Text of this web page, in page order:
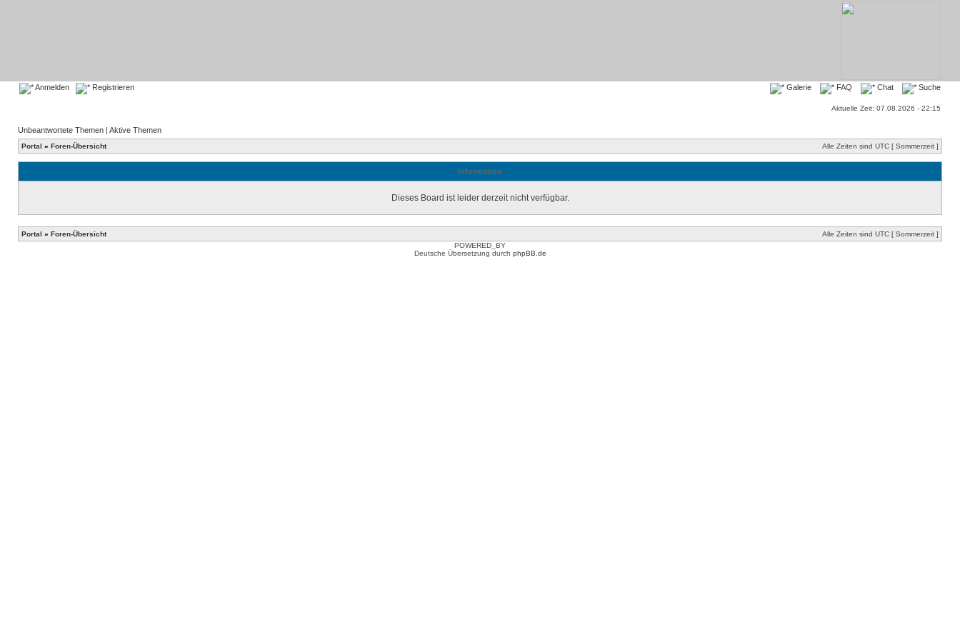
Anmelden Registrieren Galerie FAQ Chat Suche
Aktuelle Zeit: 07.08.2026 - 22:15
Unbeantwortete Themen | Aktive Themen
Portal » Foren-Übersicht Alle Zeiten sind UTC [ Sommerzeit ]
Information
Dieses Board ist leider derzeit nicht verfügbar.
Portal » Foren-Übersicht
Alle Zeiten sind UTC [ Sommerzeit ]
POWERED_BY
Deutsche Übersetzung durch phpBB.de